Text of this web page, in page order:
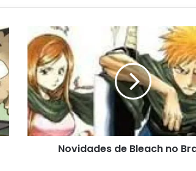
Novidades de Bleach no